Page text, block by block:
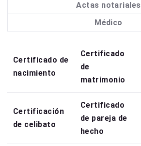
Actas notariales
Médico
Certificado de
nacimiento
Certificado
de
matrimonio
Certificación
de celibato
Certificado
de pareja de
hecho